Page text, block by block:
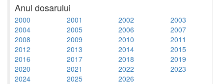
Anul dosarului
2000 2001 2002
2003
2004
2005 2006
2007
2008
2009 2010
2011
2012
2013 2014
2015
2016
2017 2018
2019
2020
2021 2022
2023
2024
2025 2026